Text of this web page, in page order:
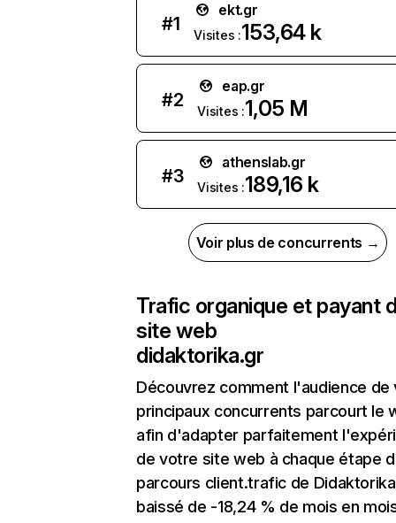
#1
ekt.gr
Visites :153,64 k
#2
eap.gr
Visites :1,05 M
#3
athenslab.gr
Visites :189,16 k
Voir plus de concurrents →
Trafic organique et payant
site web
didaktorika.gr
Découvrez comment l'audience de
principaux concurrents parcourt le
afin d'adapter parfaitement
de votre site web à chaque étape
parcours client.trafic de
baissé de -18,24 % de mois en